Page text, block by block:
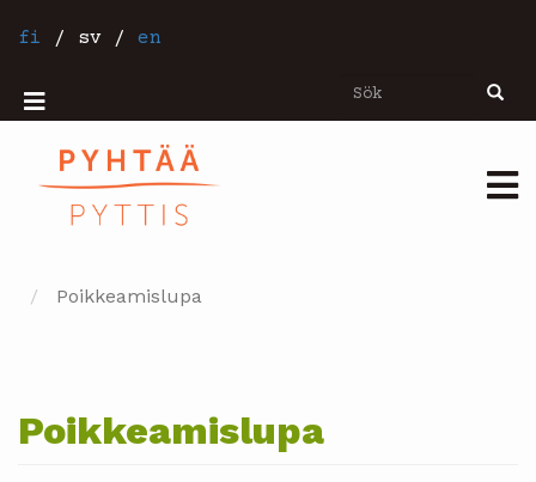
tillfi / sv / en
Sök Sök
Mobiilivalikko
Poikkeamislupa
Poikkeamislupa